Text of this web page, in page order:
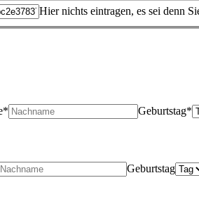
Hier nichts eintragen, es sei denn
Geburtstag*
Geburtstag